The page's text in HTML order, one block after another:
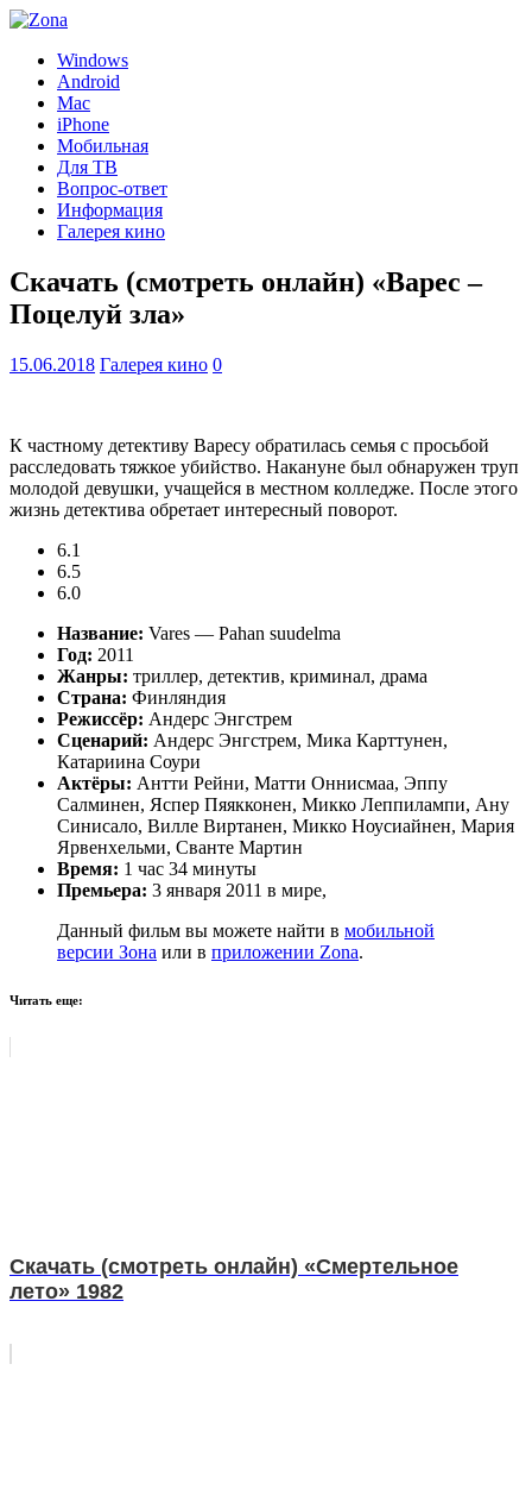
Windows
Android
Mac
iPhone
Мобильная
Для ТВ
Вопрос-ответ
Информация
Галерея кино
Скачать (смотреть онлайн) «Варес –
Поцелуй зла»
15.06.2018 Галерея кино 0
К частному детективу Варесу обратилась семья с просьбой
расследовать тяжкое убийство. Накануне был обнаружен труп
молодой девушки, учащейся в местном колледже. После этого
жизнь детектива обретает интересный поворот.
6.1
6.5
6.0
Название: Vares — Pahan suudelma
Год: 2011
Жанры: триллер, детектив, криминал, драма
Страна: Финляндия
Режиссёр: Андерс Энгстрем
Сценарий: Андерс Энгстрем, Мика Карттунен,
Катариина Соури
Актёры: Антти Рейни, Матти Оннисмаа, Эппу
Салминен, Яспер Пяякконен, Микко Леппилампи, Ану
Синисало, Вилле Виртанен, Микко Ноусиайнен, Мария
Ярвенхельми, Сванте Мартин
Время: 1 час 34 минуты
Премьера: 3 января 2011 в мире,
Данный фильм вы можете найти в мобильной
версии Зона или в приложении Zona.
Читать еще:
Скачать (смотреть онлайн) «Смертельное
лето» 1982